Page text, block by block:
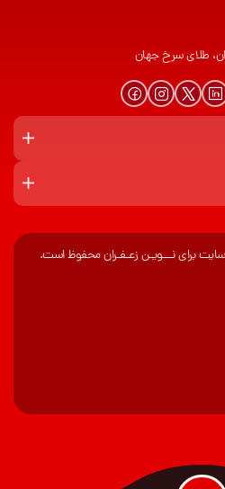
طلای سرخ جهان
برای نـــویـن زعـفـران محفوظ است.